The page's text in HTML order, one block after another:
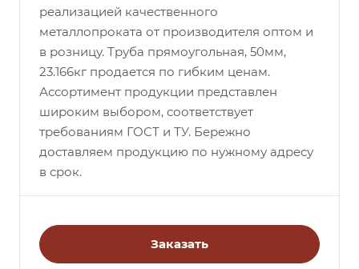
реализацией качественного
металлопроката от производителя оптом и
в розницу. Труба прямоугольная, 50мм,
23.166кг продается по гибким ценам.
Ассортимент продукции представлен
широким выбором, соответствует
требованиям ГОСТ и ТУ. Бережно
доставляем продукцию по нужному адресу
в срок.
Заказать